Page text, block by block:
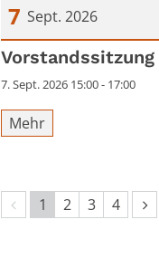
7 Sept. 2026
Datum: 7. September
7. Sept. 2026 15:00 - 17:00
Mehr
Vorherige Seite
1 2 3 4